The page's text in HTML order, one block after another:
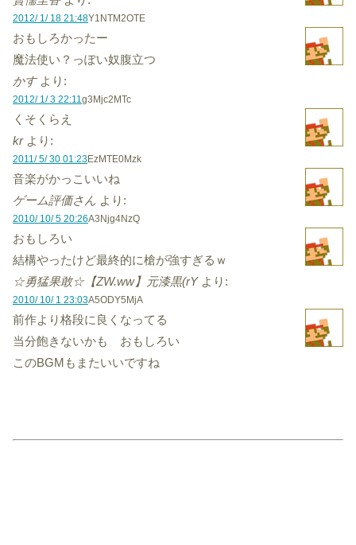
2012/ 1/ 18 21:48Y1NTM2OTE
おもしろかったー
魔法使い？っぽい奴腹立つ
かす より:
2012/ 1/ 3 22:11 g3Mjc2MTc
くそくらえ
kr より:
2011/ 5/ 30 01:23EzMTE0Mzk
音楽がかっこいいね
ゲーム評価さん より:
2010/ 10/ 5 20:26A3Njg4NzQ
おもしろい
結構やったけど最終的に槍が強すぎるｗ
☆勇猛果敢☆【ZW.ww】元漆黒(rY より:
2010/ 10/ 1 23:03A5ODY5MjA
前作より格段に良くなってる
当分飽きないかも おもしろい
このBGMもまたいいですね